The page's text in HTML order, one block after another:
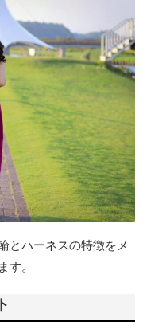
とハーネスの特徴をメ
す。